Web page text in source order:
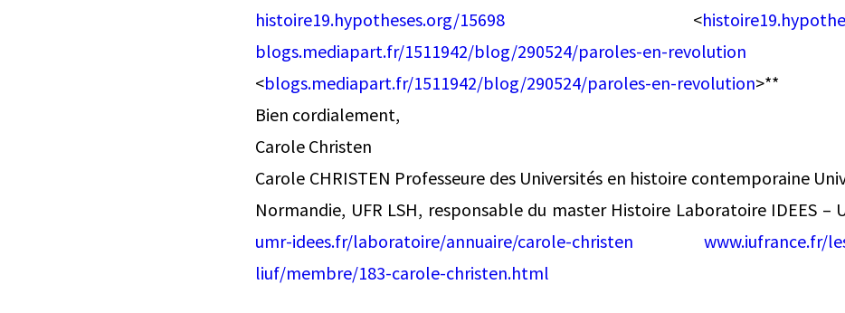
histoire19.hypotheses.org/15698 <
blogs.mediapart.fr/1511942/blog/290524/paroles-en-revolution
<blogs.mediapart.fr/1511942/blog/290524/paroles-en-revolution>**
Bien cordialement,
Carole Christen
Carole CHRISTEN Professeure des Universités en histoire contemporaine
Normandie, UFR LSH, responsable du master Histoire Laboratoire IDEES –
umr-idees.fr/laboratoire/annuaire/carole-christen
www.iufrance.fr/
liuf/membre/183-carole-christen.html